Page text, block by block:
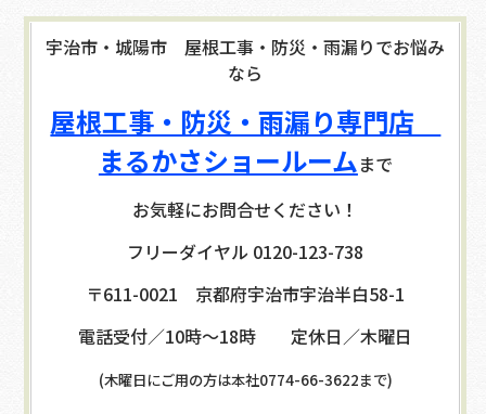
宇治市・城陽市 屋根工事・防災・雨漏りでお悩み
なら
屋根工事・防災・雨漏り専門店
まるかさショールームまで
お気軽にお問合せください！
フリーダイヤル 0120-123-738
〒611-0021 京都府宇治市宇治半白58-1
電話受付／10時～18時 定休日／木曜日
(木曜日にご用の方は本社0774-66-3622まで)